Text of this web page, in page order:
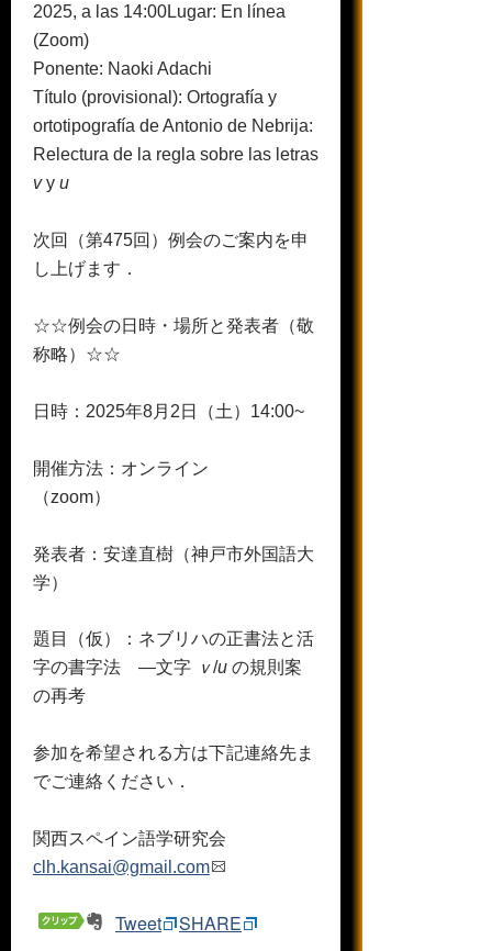
2025, a las 14:00Lugar: En línea
(Zoom)
Ponente: Naoki Adachi
Título (provisional): Ortografía y
ortotipografía de Antonio de Nebrija:
Relectura de la regla sobre las letras
vy u
次回（第475回）例会のご案内を申
し上げます．
☆☆例会の日時・場所と発表者（敬
称略）☆☆
日時：2025年8月2日（土）14:00~
開催方法：オンライン
（zoom）
発表者：安達直樹（神戸市外国語大
学）
題目（仮）：ネブリハの正書法と活
字の書字法 ―文字 ｖ/u の規則案
の再考
参加を希望される方は下記連絡先ま
でご連絡ください．
関西スペイン語学研究会
clh.kansai@gmail.com
Tweet SHARE